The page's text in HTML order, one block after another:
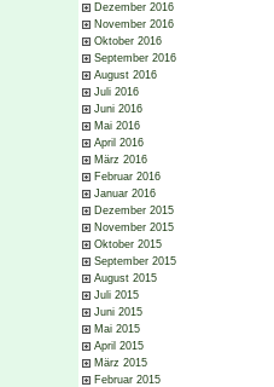
Dezember 2016
November 2016
Oktober 2016
September 2016
August 2016
Juli 2016
Juni 2016
Mai 2016
April 2016
März 2016
Februar 2016
Januar 2016
Dezember 2015
November 2015
Oktober 2015
September 2015
August 2015
Juli 2015
Juni 2015
Mai 2015
April 2015
März 2015
Februar 2015